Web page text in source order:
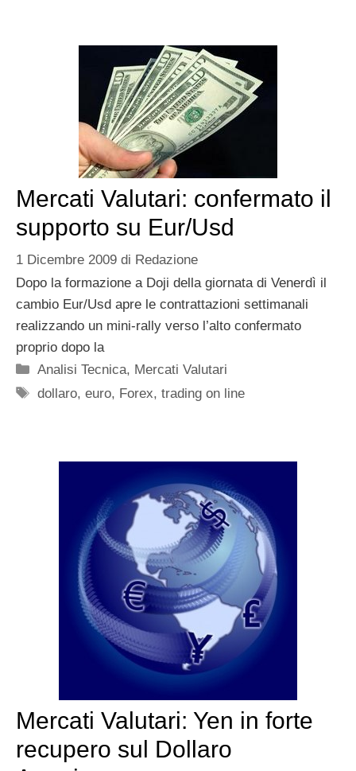
Mercati Valutari: confermato il
supporto su Eur/Usd
1 Dicembre 2009 di Redazione
Dopo la formazione a Doji della giornata di Venerdì il
cambio Eur/Usd apre le contrattazioni settimanali
realizzando un mini-rally verso l’alto confermato
proprio dopo la
Categorie
Analisi Tecnica, Mercati Valutari
Tag
dollaro,euro, Forex,trading on line
Mercati Valutari: Yen in forte
recupero sul Dollaro